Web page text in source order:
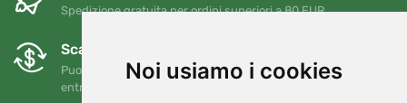
Noi usiamo i cookies
Spedizione gratuita per ordini superiori a 80 EUR
Scambi e resi gratuiti
Puoi restituire o cambiare il tuo ordine in qualsiasi momento
entro 90 giorni